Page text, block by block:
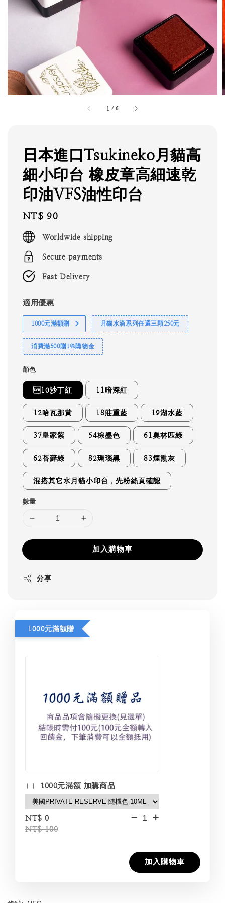
1 /6
日本進口Tsukineko月貓高
細小印台 橡皮章高細速乾
印油VFS油性印台
Regular
price
NT$ 90
Worldwide shipping
Secure payments
Fast Delivery
適用優惠
1000元滿額贈 月貓水滴系列任選三顆250元
消費滿500贈1%購物金
顏色
10沙丁紅 11暗深紅
12哈瓦那黃 18莊重藍 19湖水藍
37皇家紫 54棕墨色 61奧林匹綠
62苔蘚綠 82瑪瑙黑 83煙熏灰
混搭其它水月貓小印台，先粉絲頁確認
數量
加入購物車
分享
1000元滿額贈
1000元滿額 加購商品
NT$ 0
NT$ 100
- +
加入購物車